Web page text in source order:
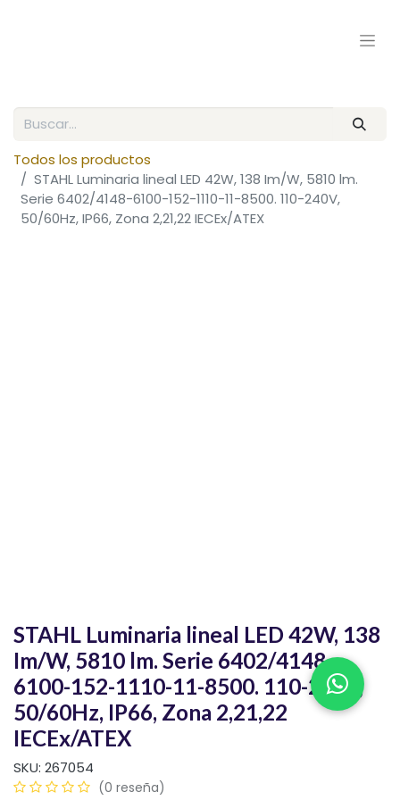
Todos los productos
STAHL Luminaria lineal LED 42W, 138 Im/W, 5810 lm.
Serie 6402/4148-6100-152-1110-11-8500. 110-240V,
50/60Hz, IP66, Zona 2,21,22 IECEx/ATEX
STAHL Luminaria lineal LED 42W, 138
Im/W, 5810 lm. Serie 6402/4148-
6100-152-1110-11-8500. 110-240V,
50/60Hz, IP66, Zona 2,21,22
IECEx/ATEX
SKU: 267054
(0 reseña)